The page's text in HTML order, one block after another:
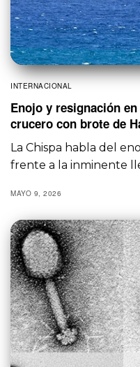
INTERNACIONAL
Enojo y resignación
crucero con brote de
La Chispa habla del
frente a la inminente
MAYO 9, 2026